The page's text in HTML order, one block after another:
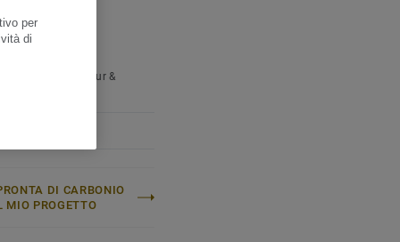
(/m²):
Quercus Robur &
DI CARBONIO
MIO PROGETTO
per
di